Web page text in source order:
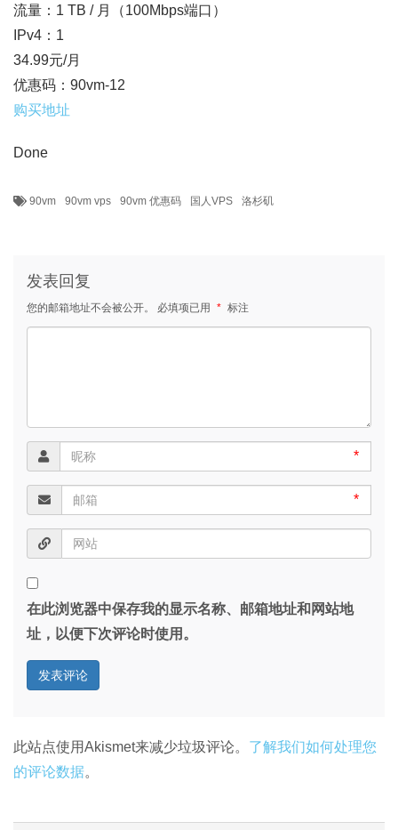
流量：1 TB / 月（100Mbps端口）
IPv4：1
34.99元/月
优惠码：90vm-12
购买地址
Done
90vm 90vm vps 90vm 优惠码 国人VPS 洛杉矶
发表回复
您的邮箱地址不会被公开。 必填项已用 * 标注
*
*
在此浏览器中保存我的显示名称、邮箱地址和网站地
址，以便下次评论时使用。
此站点使用Akismet来减少垃圾评论。 了解我们如何处理您
的评论数据。